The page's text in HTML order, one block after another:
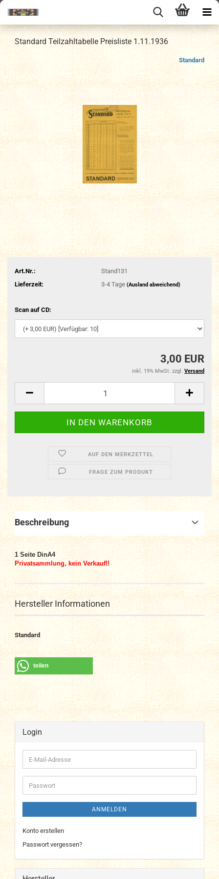
Standard Teilzahltabelle Preisliste 1.11.1936
Standard
Art.Nr.:
Stand131
Lieferzeit:
3-4 Tage (Ausland abweichend)
Scan auf CD:
3,00 EUR
inkl. 19% MwSt. zzgl. Versand
AUF DEN MERKZETTEL
FRAGE ZUM PRODUKT
Beschreibung
1 Seite DinA4
Privatsammlung, kein Verkauf!!
Hersteller Informationen
Standard
teilen
Login
E-
Mail-
Adresse
Passwort
ANMELDEN
Konto erstellen
Passwort vergessen?